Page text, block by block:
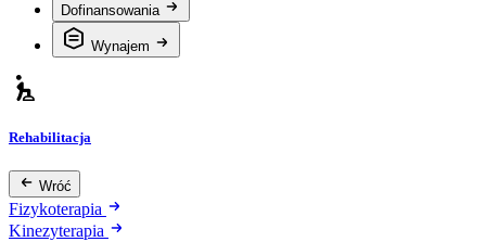
Dofinansowania
Wynajem
Rehabilitacja
Wróć
Fizykoterapia
Kinezyterapia